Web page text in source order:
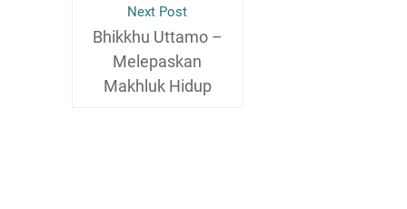
Next Post
Bhikkhu Uttamo –
Melepaskan
Makhluk Hidup